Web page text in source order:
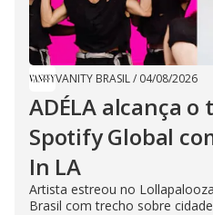
VANITY BRASIL/ 04/08/2026
ADÉLA alcança o
Spotify Global
In LA
Artista estreou no
Brasil com trecho sobre